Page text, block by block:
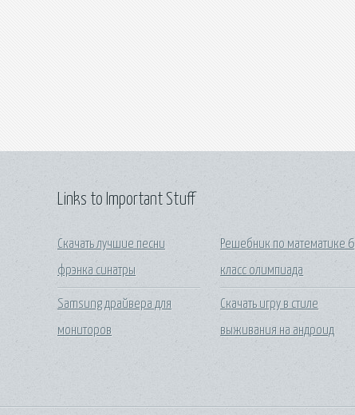
Links to Important Stuff
Скачать лучшие песни
фрэнка синатры
Samsung драйвера для
мониторов
Решебник по математике 6
класс олимпиада
Скачать игру в стиле
выживания на андроид